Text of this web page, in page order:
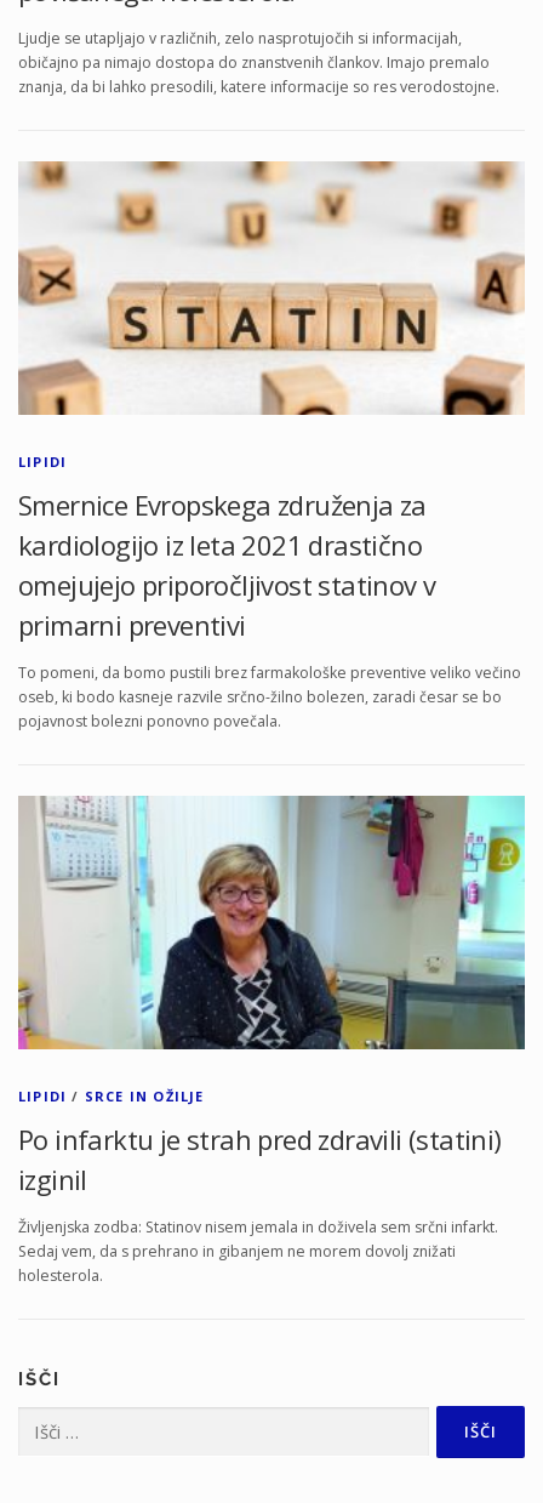
Ljudje se utapljajo v različnih, zelo nasprotujočih si informacijah,
običajno pa nimajo dostopa do znanstvenih člankov. Imajo premalo
znanja, da bi lahko presodili, katere informacije so res verodostojne.
LIPIDI
Smernice Evropskega združenja za
kardiologijo iz leta 2021 drastično
omejujejo priporočljivost statinov v
primarni preventivi
To pomeni, da bomo pustili brez farmakološke preventive veliko večino
oseb, ki bodo kasneje razvile srčno-žilno bolezen, zaradi česar se bo
pojavnost bolezni ponovno povečala.
LIPIDI / SRCE IN OŽILJE
Po infarktu je strah pred zdravili (statini)
izginil
Življenjska zodba: Statinov nisem jemala in doživela sem srčni infarkt.
Sedaj vem, da s prehrano in gibanjem ne morem dovolj znižati
holesterola.
IŠČI